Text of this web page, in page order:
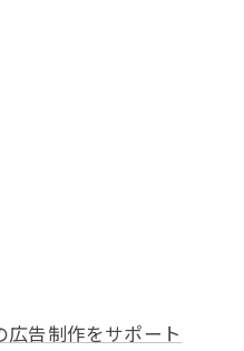
広告制作をサポート